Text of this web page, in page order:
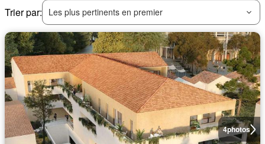
Trier par:
Les plus pertinents en premier
4photos